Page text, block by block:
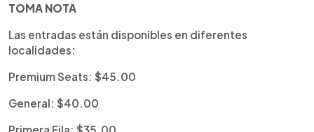
TOMA NOTA
Las entradas están disponibles en diferentes
localidades:
Premium Seats: $45.00
General: $40.00
Primera Fila: $35.00